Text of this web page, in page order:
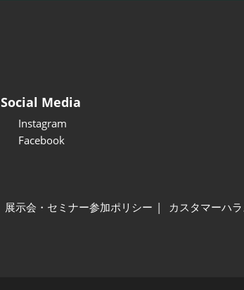
Social Media
Instagram
Facebook
展示会・セミナー参加ポリシー
カスタマーハ